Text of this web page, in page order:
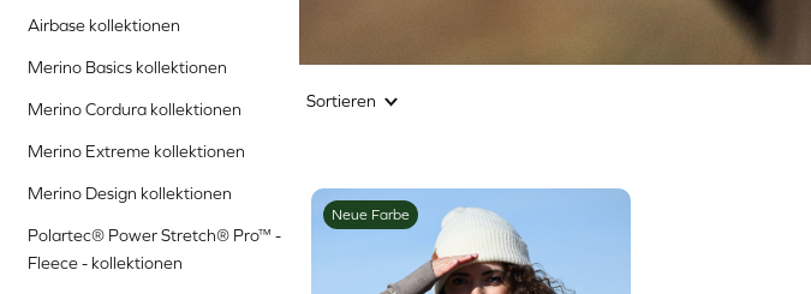
Airbase kollektionen
Merino Basics kollektionen
Merino Cordura kollektionen
Merino Extreme kollektionen
Merino Design kollektionen
Polartec® Power Stretch® Pro™ -
Fleece - kollektionen
Sortieren
Neue Farbe